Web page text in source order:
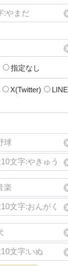
指定なし
X(Twitter)
LINE